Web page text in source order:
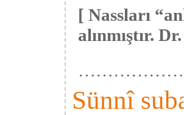
[ Nassları
alınmıştır.
Sünnî